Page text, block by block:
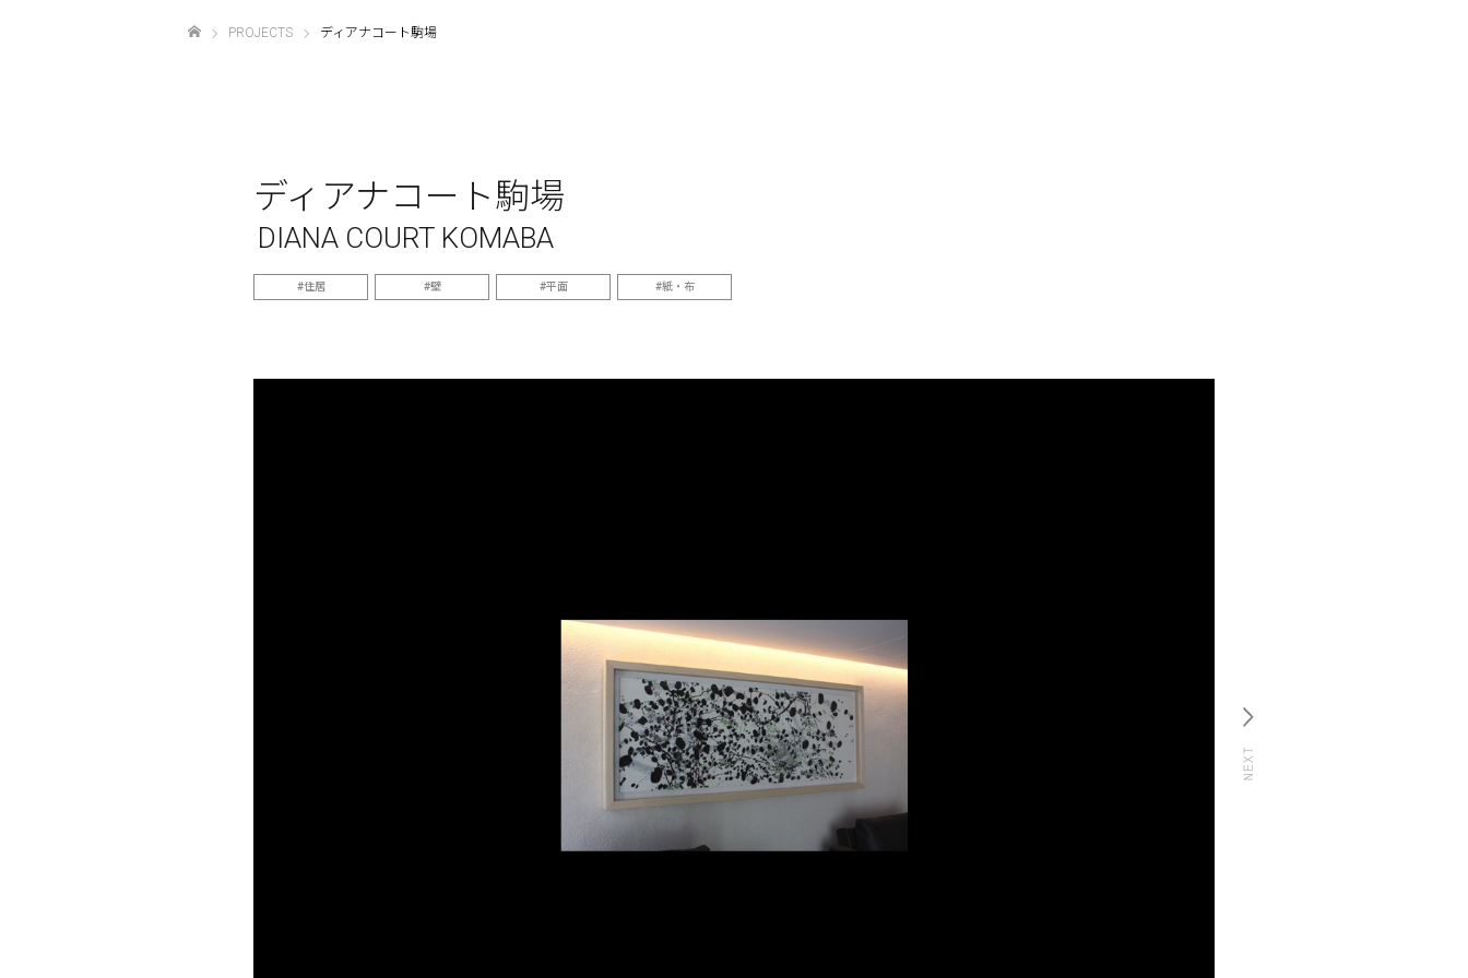
PROJECTS ディアナコート駒場
ディアナコート駒場
DIANA COURT KOMABA
住居 壁 平面 紙・布